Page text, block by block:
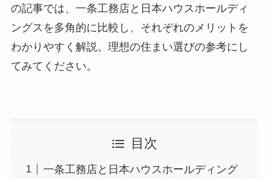
の記事では、一条工務店と日本ハウスホールディ
ングスを多角的に比較し、それぞれのメリットを
わかりやすく解説。理想の住まい選びの参考にし
てみてください。
目次
一条工務店と日本ハウスホールディング